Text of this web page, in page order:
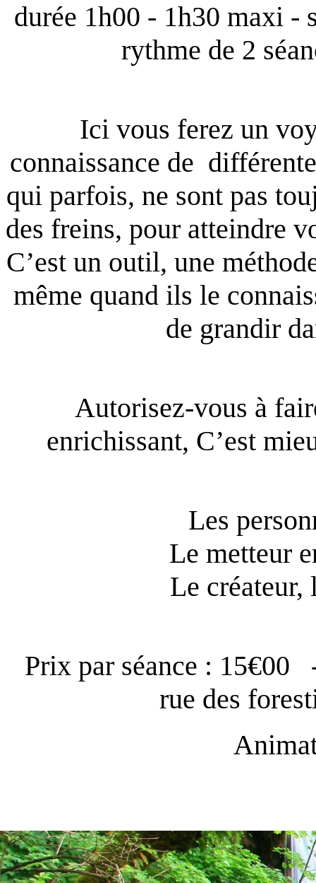
durée 1h00 - 1h30 maxi -
rythme de 2
Ici vous ferez un
connaissance de
qui parfois, ne sont pas
des freins, pour atteindre
C’est un outil, une
même quand ils le
de grandir
Autorisez-vous à
enrichissant, C’est
Les
Le metteur
Le créateur,
Prix par séance : 15€00
rue des